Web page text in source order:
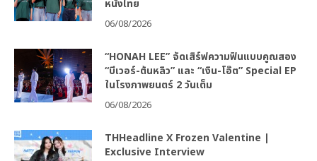
หนังไทย
06/08/2026
“HONAH LEE” จัดเสิร์ฟความฟินแบบคูณสอง
“บีเวอร์-ต้นหลิว” และ “เงิน-โอ๊ต” Special EP
ในโรงภาพยนตร์ 2 วันเต็ม
06/08/2026
THHeadline X Frozen Valentine |
Exclusive Interview